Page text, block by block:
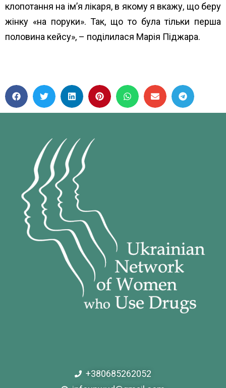
клопотання на ім’я лікаря, в якому я вкажу, що беру
жінку «на поруки». Так, що то була тільки перша
половина кейсу», – поділилася Марія Піджара.
+380685262052